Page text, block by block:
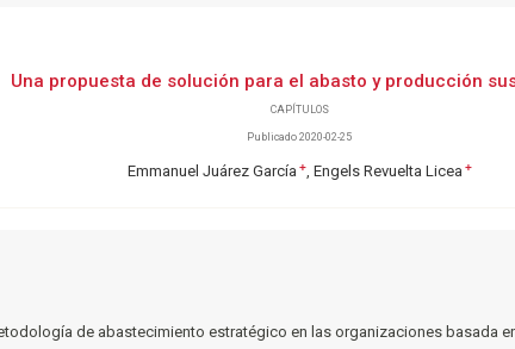
Una propuesta de solución para el abasto y producción
CAPÍTULOS
Publicado 2020-02-25
Emmanuel Juárez García + Engels Revuelta Licea +
de abastecimiento estratégico en las organizaciones basada